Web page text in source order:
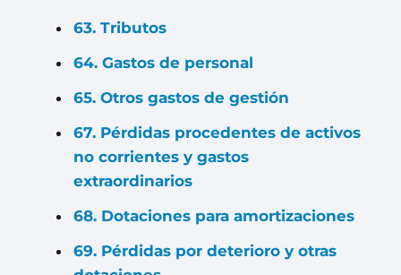
63. Tributos
64. Gastos de personal
65. Otros gastos de gestión
67. Pérdidas procedentes de activos
no corrientes y gastos
extraordinarios
68. Dotaciones para amortizaciones
69. Pérdidas por deterioro y otras